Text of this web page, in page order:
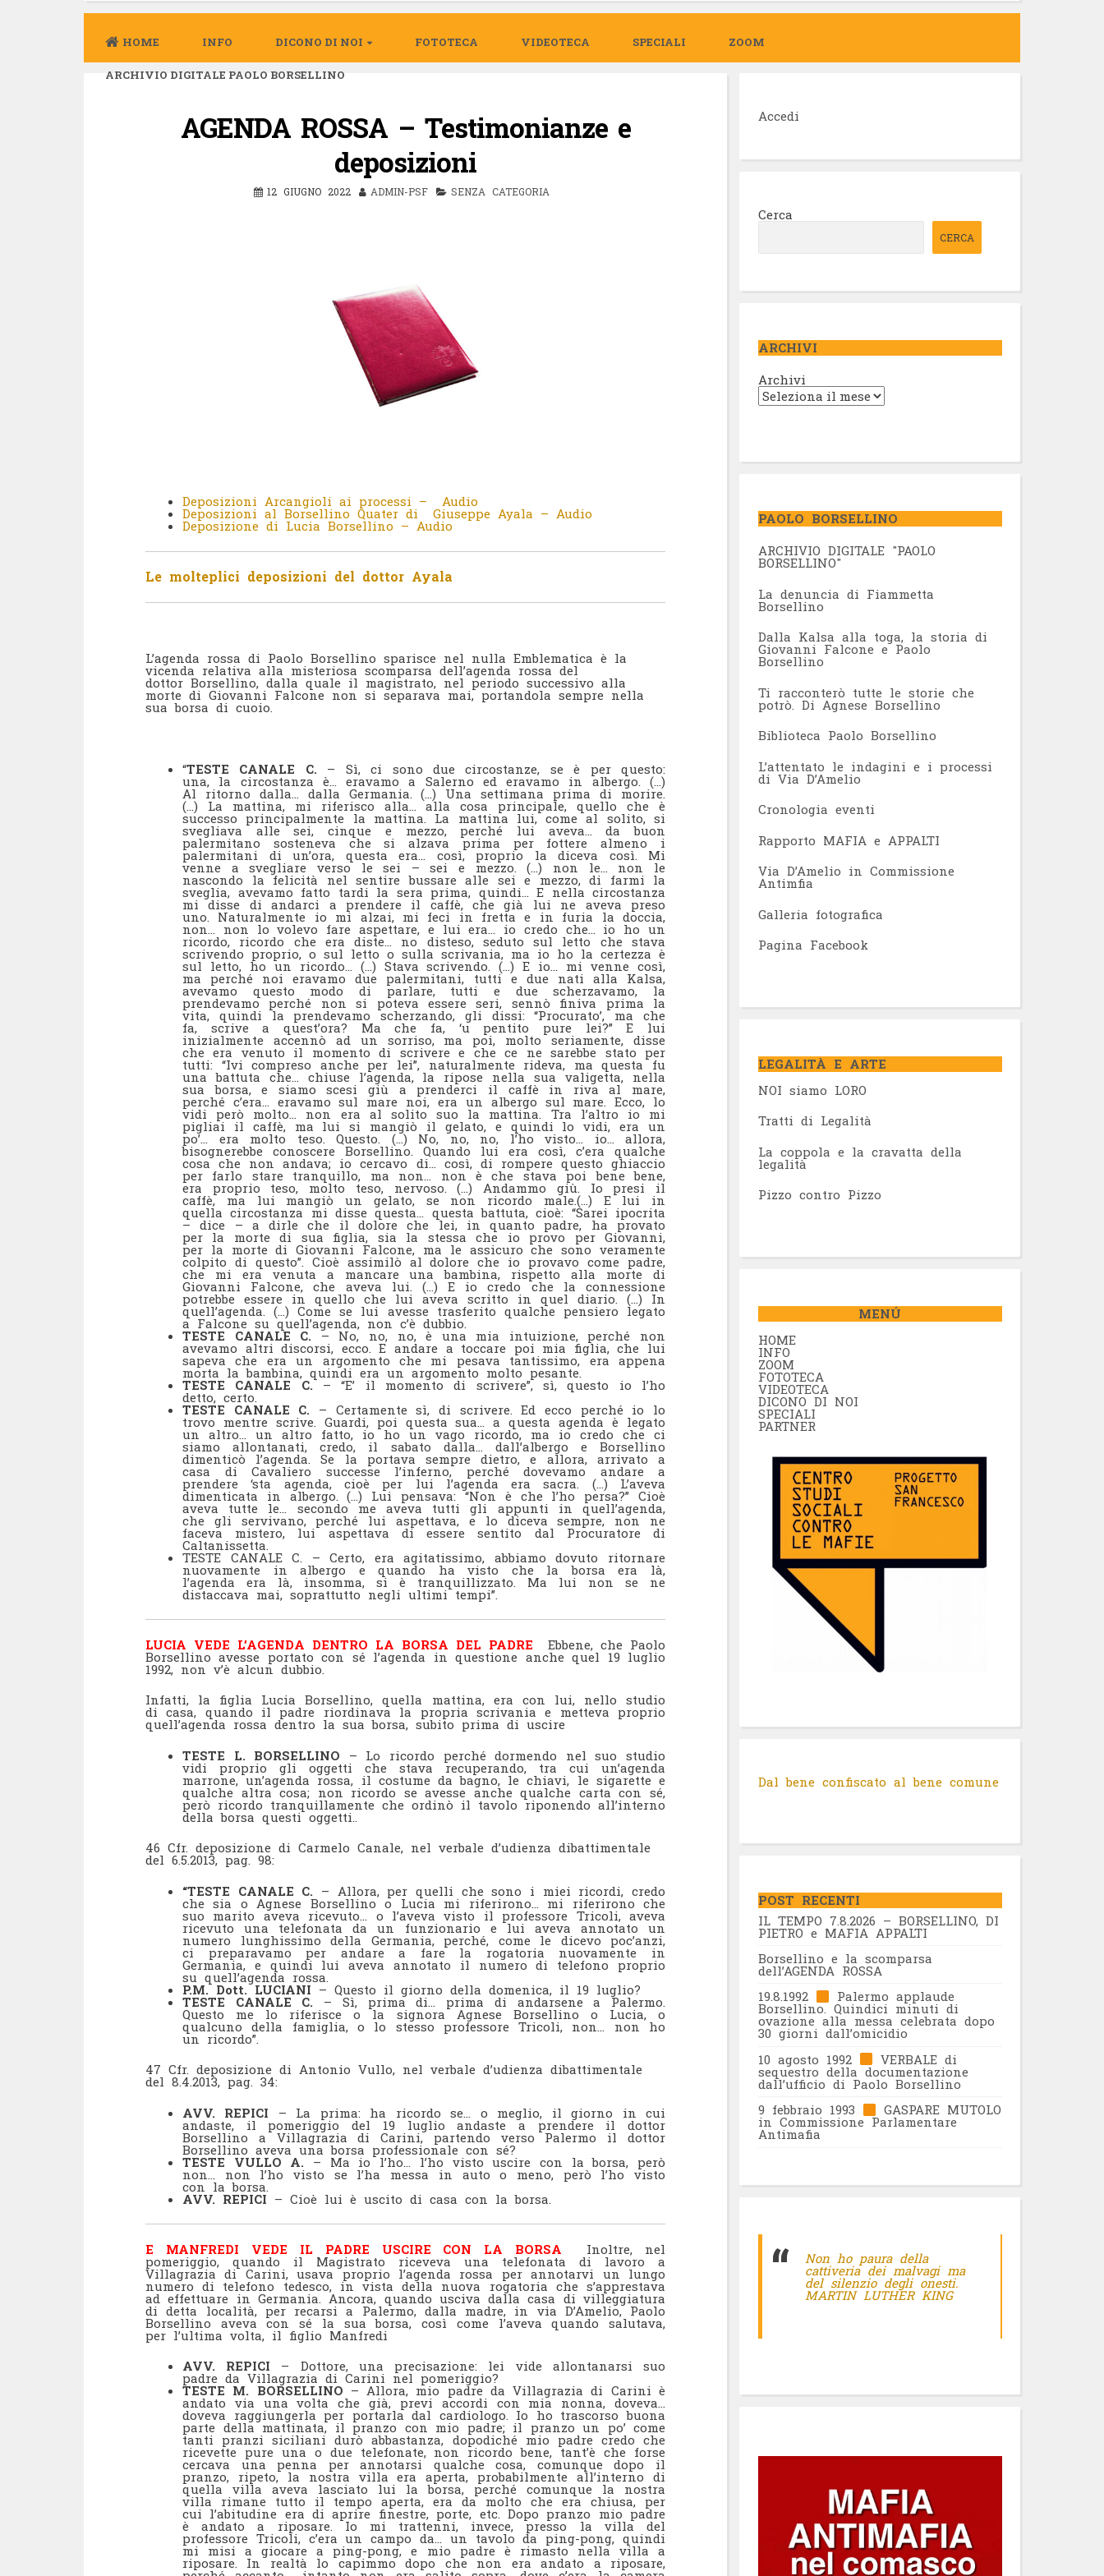
HOME INFO DICONO DI NOI FOTOTECA VIDEOTECA SPECIALI ZOOM
ARCHIVIO DIGITALE PAOLO BORSELLINO
AGENDA ROSSA – Testimonianze e
deposizioni
12 GIUGNO 2022 ADMIN-PSF SENZA CATEGORIA
Deposizioni Arcangioli ai processi – Audio
Deposizioni al Borsellino Quater di Giuseppe Ayala – Audio
Deposizione di Lucia Borsellino – Audio
Le molteplici deposizioni del dottor Ayala
L’agenda rossa di Paolo Borsellino sparisce nel nulla Emblematica è la
vicenda relativa alla misteriosa scomparsa dell’agenda rossa del
dottor Borsellino, dalla quale il magistrato, nel periodo successivo alla
morte di Giovanni Falcone non si separava mai, portandola sempre nella
sua borsa di cuoio.
“TESTE CANALE C. – Sì, ci sono due circostanze, se è per questo:
una, la circostanza è… eravamo a Salerno ed eravamo in albergo. (…)
Al ritorno dalla… dalla Germania. (…) Una settimana prima di morire.
(…) La mattina, mi riferisco alla… alla cosa principale, quello che è
successo principalmente la mattina. La mattina lui, come al solito, si
svegliava alle sei, cinque e mezzo, perché lui aveva… da buon
palermitano sosteneva che si alzava prima per fottere almeno i
palermitani di un’ora, questa era… così, proprio la diceva così. Mi
venne a svegliare verso le sei – sei e mezzo. (…) non le… non le
nascondo la felicità nel sentire bussare alle sei e mezzo, di farmi la
sveglia, avevamo fatto tardi la sera prima, quindi… E nella circostanza
mi disse di andarci a prendere il caffè, che già lui ne aveva preso
uno. Naturalmente io mi alzai, mi feci in fretta e in furia la doccia,
non… non lo volevo fare aspettare, e lui era… io credo che… io ho un
ricordo, ricordo che era diste… no disteso, seduto sul letto che stava
scrivendo proprio, o sul letto o sulla scrivania, ma io ho la certezza è
sul letto, ho un ricordo… (…) Stava scrivendo. (…) E io… mi venne così,
ma perché noi eravamo due palermitani, tutti e due nati alla Kalsa,
avevamo questo modo di parlare, tutti e due scherzavamo, la
prendevamo perché non si poteva essere seri, sennò finiva prima la
vita, quindi la prendevamo scherzando, gli dissi: “Procurato’, ma che
fa, scrive a quest’ora? Ma che fa, ‘u pentito pure lei?” E lui
inizialmente accennò ad un sorriso, ma poi, molto seriamente, disse
che era venuto il momento di scrivere e che ce ne sarebbe stato per
tutti: “Ivi compreso anche per lei”, naturalmente rideva, ma questa fu
una battuta che… chiuse l’agenda, la ripose nella sua valigetta, nella
sua borsa, e siamo scesi giù a prenderci il caffè in riva al mare,
perché c’era… eravamo sul mare noi, era un albergo sul mare. Ecco, lo
vidi però molto… non era al solito suo la mattina. Tra l’altro io mi
pigliai il caffè, ma lui si mangiò il gelato, e quindi lo vidi, era un
po’… era molto teso. Questo. (…) No, no, no, l’ho visto… io… allora,
bisognerebbe conoscere Borsellino. Quando lui era così, c’era qualche
cosa che non andava; io cercavo di… così, di rompere questo ghiaccio
per farlo stare tranquillo, ma non… non è che stava poi bene bene,
era proprio teso, molto teso, nervoso. (…) Andammo giù. Io presi il
caffè, ma lui mangiò un gelato, se non ricordo male.(…) E lui in
quella circostanza mi disse questa… questa battuta, cioè: “Sarei ipocrita
– dice – a dirle che il dolore che lei, in quanto padre, ha provato
per la morte di sua figlia, sia la stessa che io provo per Giovanni,
per la morte di Giovanni Falcone, ma le assicuro che sono veramente
colpito di questo”. Cioè assimilò al dolore che io provavo come padre,
che mi era venuta a mancare una bambina, rispetto alla morte di
Giovanni Falcone, che aveva lui. (…) E io credo che la connessione
potrebbe essere in quello che lui aveva scritto in quel diario. (…) In
quell’agenda. (…) Come se lui avesse trasferito qualche pensiero legato
a Falcone su quell’agenda, non c’è dubbio.
TESTE CANALE C. – No, no, no, è una mia intuizione, perché non
avevamo altri discorsi, ecco. E andare a toccare poi mia figlia, che lui
sapeva che era un argomento che mi pesava tantissimo, era appena
morta la bambina, quindi era un argomento molto pesante.
TESTE CANALE C.– “E’ il momento di scrivere”, sì, questo io l’ho
detto, certo.
TESTE CANALE C. – Certamente sì, di scrivere. Ed ecco perché io lo
trovo mentre scrive. Guardi, poi questa sua… a questa agenda è legato
un altro… un altro fatto, io ho un vago ricordo, ma io credo che ci
siamo allontanati, credo, il sabato dalla… dall’albergo e Borsellino
dimenticò l’agenda. Se la portava sempre dietro, e allora, arrivato a
casa di Cavaliero successe l’inferno, perché dovevamo andare a
prendere ‘sta agenda, cioè per lui l’agenda era sacra. (…) L’aveva
dimenticata in albergo. (…) Lui pensava: “Non è che l’ho persa?” Cioè
aveva tutte le… secondo me aveva tutti gli appunti in quell’agenda,
che gli servivano, perché lui aspettava, e lo diceva sempre, non ne
faceva mistero, lui aspettava di essere sentito dal Procuratore di
Caltanissetta.
TESTE CANALE C. – Certo, era agitatissimo, abbiamo dovuto ritornare
nuovamente in albergo e quando ha visto che la borsa era là,
l’agenda era là, insomma, si è tranquillizzato. Ma lui non se ne
distaccava mai, soprattutto negli ultimi tempi”.
LUCIA VEDE L’AGENDA DENTRO LA BORSA DEL PADRE Ebbene, che Paolo
Borsellino avesse portato con sé l’agenda in questione anche quel 19 luglio
1992, non v’è alcun dubbio.
Infatti, la figlia Lucia Borsellino, quella mattina, era con lui, nello studio
di casa, quando il padre riordinava la propria scrivania e metteva proprio
quell’agenda rossa dentro la sua borsa, subito prima di uscire
TESTE L. BORSELLINO – Lo ricordo perché dormendo nel suo studio
vidi proprio gli oggetti che stava recuperando, tra cui un’agenda
marrone, un’agenda rossa, il costume da bagno, le chiavi, le sigarette e
qualche altra cosa; non ricordo se avesse anche qualche carta con sé,
però ricordo tranquillamente che ordinò il tavolo riponendo all’interno
della borsa questi oggetti..
46 Cfr. deposizione di Carmelo Canale, nel verbale d’udienza dibattimentale
del 6.5.2013, pag. 98:
“TESTE CANALE C. – Allora, per quelli che sono i miei ricordi, credo
che sia o Agnese Borsellino o Lucia mi riferirono… mi riferirono che
suo marito aveva ricevuto… o l’aveva visto il professore Tricoli, aveva
ricevuto una telefonata da un funzionario e lui aveva annotato un
numero lunghissimo della Germania, perché, come le dicevo poc’anzi,
ci preparavamo per andare a fare la rogatoria nuovamente in
Germania, e quindi lui aveva annotato il numero di telefono proprio
su quell’agenda rossa.
P.M. Dott. LUCIANI – Questo il giorno della domenica, il 19 luglio?
TESTE CANALE C. – Sì, prima di… prima di andarsene a Palermo.
Questo me lo riferisce o la signora Agnese Borsellino o Lucia, o
qualcuno della famiglia, o lo stesso professore Tricoli, non… non ho
un ricordo”.
47 Cfr. deposizione di Antonio Vullo, nel verbale d’udienza dibattimentale
del 8.4.2013, pag. 34:
AVV. REPICI – La prima: ha ricordo se… o meglio, il giorno in cui
andaste, il pomeriggio del 19 luglio andaste a prendere il dottor
Borsellino a Villagrazia di Carini, partendo verso Palermo il dottor
Borsellino aveva una borsa professionale con sé?
TESTE VULLO A. – Ma io l’ho… l’ho visto uscire con la borsa, però
non… non l’ho visto se l’ha messa in auto o meno, però l’ho visto
con la borsa.
AVV. REPICI – Cioè lui è uscito di casa con la borsa.
E MANFREDI VEDE IL PADRE USCIRE CON LA BORSA Inoltre, nel
pomeriggio, quando il Magistrato riceveva una telefonata di lavoro a
Villagrazia di Carini, usava proprio l’agenda rossa per annotarvi un lungo
numero di telefono tedesco, in vista della nuova rogatoria che s’apprestava
ad effettuare in Germania. Ancora, quando usciva dalla casa di villeggiatura
di detta località, per recarsi a Palermo, dalla madre, in via D’Amelio, Paolo
Borsellino aveva con sé la sua borsa, così come l’aveva quando salutava,
per l’ultima volta, il figlio Manfredi
AVV. REPICI – Dottore, una precisazione: lei vide allontanarsi suo
padre da Villagrazia di Carini nel pomeriggio?
TESTE M. BORSELLINO – Allora, mio padre da Villagrazia di Carini è
andato via una volta che già, previ accordi con mia nonna, doveva…
doveva raggiungerla per portarla dal cardiologo. Io ho trascorso buona
parte della mattinata, il pranzo con mio padre; il pranzo un po’ come
tanti pranzi siciliani durò abbastanza, dopodiché mio padre credo che
ricevette pure una o due telefonate, non ricordo bene, tant’è che forse
cercava una penna per annotarsi qualche cosa, comunque dopo il
pranzo, ripeto, la nostra villa era aperta, probabilmente all’interno di
quella villa aveva lasciato lui la borsa, perché comunque la nostra
villa rimane tutto il tempo aperta, era da molto che era chiusa, per
cui l’abitudine era di aprire finestre, porte, etc. Dopo pranzo mio padre
è andato a riposare. Io mi trattenni, invece, presso la villa del
professore Tricoli, c’era un campo da… un tavolo da ping-pong, quindi
mi misi a giocare a ping-pong, e mio padre è rimasto nella villa a
riposare. In realtà lo capimmo dopo che non era andato a riposare,
Accedi
Cerca
CERCA
ARCHIVI
Archivi
PAOLO BORSELLINO
ARCHIVIO DIGITALE "PAOLO
BORSELLINO"
La denuncia di Fiammetta
Borsellino
Dalla Kalsa alla toga, la storia di
Giovanni Falcone e Paolo
Borsellino
Ti racconterò tutte le storie che
potrò. Di Agnese Borsellino
Biblioteca Paolo Borsellino
L’attentato le indagini e i processi
di Via D’Amelio
Cronologia eventi
Rapporto MAFIA e APPALTI
Via D’Amelio in Commissione
Antimfia
Galleria fotografica
Pagina Facebook
LEGALITÀ E ARTE
NOI siamo LORO
Tratti di Legalità
La coppola e la cravatta della
legalità
Pizzo contro Pizzo
MENÚ
HOME
INFO
ZOOM
FOTOTECA
VIDEOTECA
DICONO DI NOI
SPECIALI
PARTNER
Dal bene confiscato al bene comune
POST RECENTI
IL TEMPO 7.8.2026 – BORSELLINO, DI
PIETRO e MAFIA APPALTI
Borsellino e la scomparsa
dell’AGENDA ROSSA
19.8.1992
Palermo applaude
Borsellino. Quindici minuti di
ovazione alla messa celebrata dopo
30 giorni dall’omicidio
10 agosto 1992
VERBALE di
sequestro della documentazione
dall’ufficio di Paolo Borsellino
9 febbraio 1993
GASPARE MUTOLO
in Commissione Parlamentare
Antimafia
Non ho paura della
cattiveria dei malvagi ma
del silenzio degli onesti.
MARTIN LUTHER KING